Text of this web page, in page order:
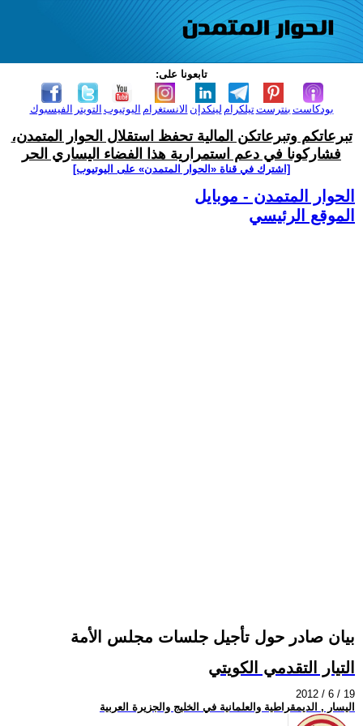
تابعونا على:
الفيسبوك التويتر اليوتيوب الانستغرام لينكدإن تيلكرامبنترست بودكاست
تبرعاتكم وتبرعاتكن المالية تحفظ استقلال الحوار المتمدن،
فشاركونا في دعم استمرارية هذا الفضاء اليساري الحر
[اشترك في قناة ‫«الحوار المتمدن» على اليوتيوب]
الحوار المتمدن - موبايل
الموقع الرئيسي
بيان صادر حول تأجيل جلسات مجلس الأمة
التيار التقدمي الكويتي
2012 / 6 / 19
اليسار , الديمقراطية والعلمانية في الخليج والجزيرة العربية